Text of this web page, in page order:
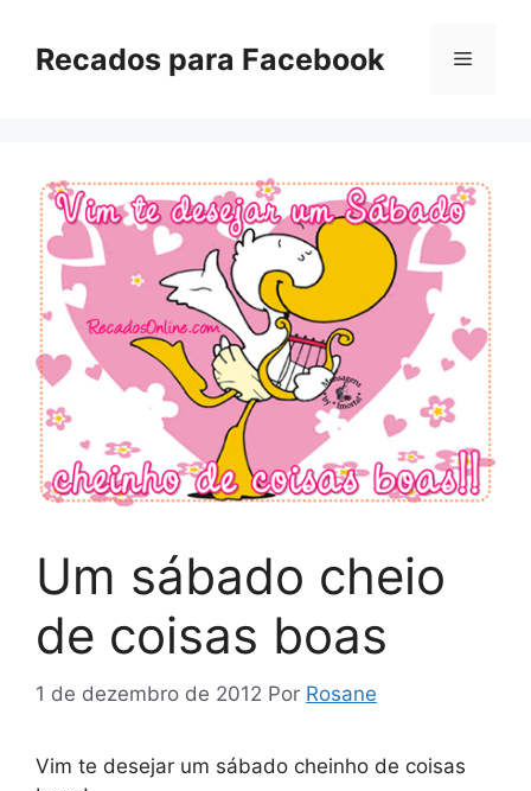
paraRecados para Facebook Menu
Um sábado cheio
de coisas boas
1 de dezembro de 2012 Por Rosane
Vim te desejar um sábado cheinho de coisas